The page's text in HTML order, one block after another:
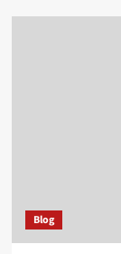
Blog